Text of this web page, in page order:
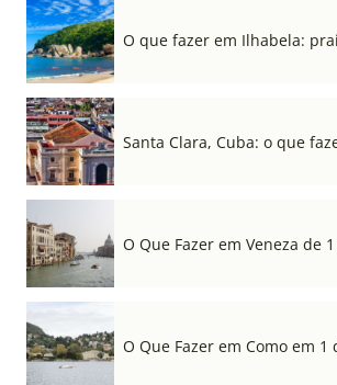
O que fazer em Ilhabela:
Santa Clara, Cuba: o que
O Que Fazer em Veneza de
O Que Fazer em Como em